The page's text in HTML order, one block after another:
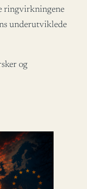
ringvirkningene
underutviklede
og